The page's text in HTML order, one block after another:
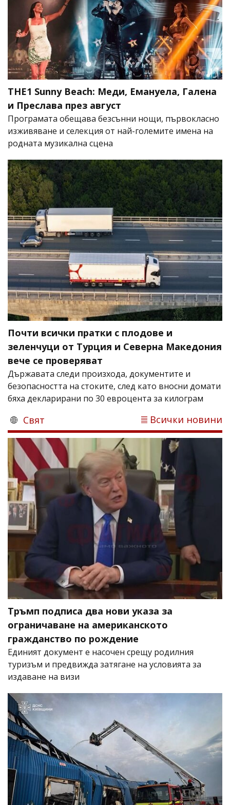
THE1 Sunny Beach: Меди, Емануела, Галена
и Преслава през август
Програмата обещава безсънни нощи, първокласно
изживяване и селекция от най-големите имена на
родната музикална сцена
Почти всички пратки с плодове и
зеленчуци от Турция и Северна Македония
вече се проверяват
Държавата следи произхода, документите и
безопасността на стоките, след като вносни домати
бяха декларирани по 30 евроцента за килограм
Свят Всички новини
Тръмп подписа два нови указа за
ограничаване на американското
гражданство по рождение
Единият документ е насочен срещу родилния
туризъм и предвижда затягане на условията за
издаване на визи